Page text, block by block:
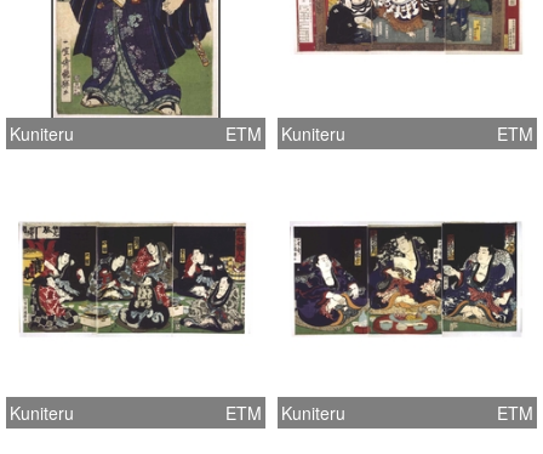
Kuniteru ETM Kuniteru ETM
Kuniteru ETM Kuniteru ETM